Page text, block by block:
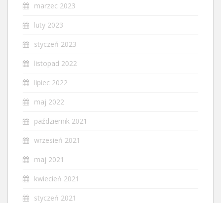
marzec 2023
luty 2023
styczeń 2023
listopad 2022
lipiec 2022
maj 2022
październik 2021
wrzesień 2021
maj 2021
kwiecień 2021
styczeń 2021